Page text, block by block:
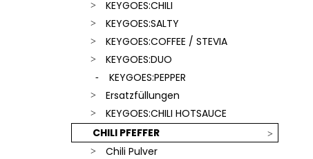
KEYGOES:CHILI
KEYGOES:SALTY
KEYGOES:COFFEE / STEVIA
KEYGOES:DUO
KEYGOES:PEPPER
Ersatzfüllungen
KEYGOES:CHILI HOTSAUCE
CHILI PFEFFER
Chili Pulver
€18,90